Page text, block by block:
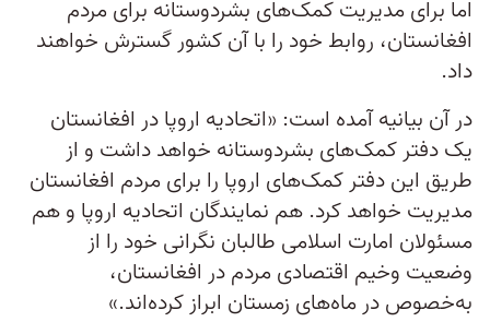
اما برای مدیریت کمک‌های بشردوستانه برای مردم
افغانستان، روابط خود را با آن کشور گسترش خواهند
داد.
در آن بیانیه آمده است: «اتحادیه اروپا در افغانستان
یک دفتر کمک‌های بشردوستانه خواهد داشت و از
طریق این دفتر کمک‌های اروپا را برای مردم افغانستان
مدیریت خواهد کرد. هم نمایندگان اتحادیه اروپا و هم
مسئولان امارت اسلامی طالبان نگرانی خود را از
وضعیت وخیم اقتصادی مردم در افغانستان،
به‌خصوص در ماه‌های زمستان ابراز کرده‌اند.»